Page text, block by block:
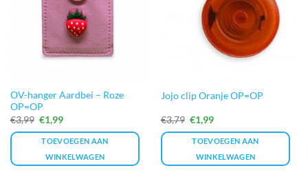
OV-hanger Aardbei – Roze
OP=OP
€3,99 Oorspronkelijke
prijs
was:
€3,99.
€1,99Huidige
is:
€1,99.
TOEVOEGEN AAN
WINKELWAGEN
Jojo clip Oranje OP=OP
€3,79 Oorspronkelijke
prijs
was:
€3,79.
€1,99Huidige
is:
€1,99.
TOEVOEGEN AAN
WINKELWAGEN